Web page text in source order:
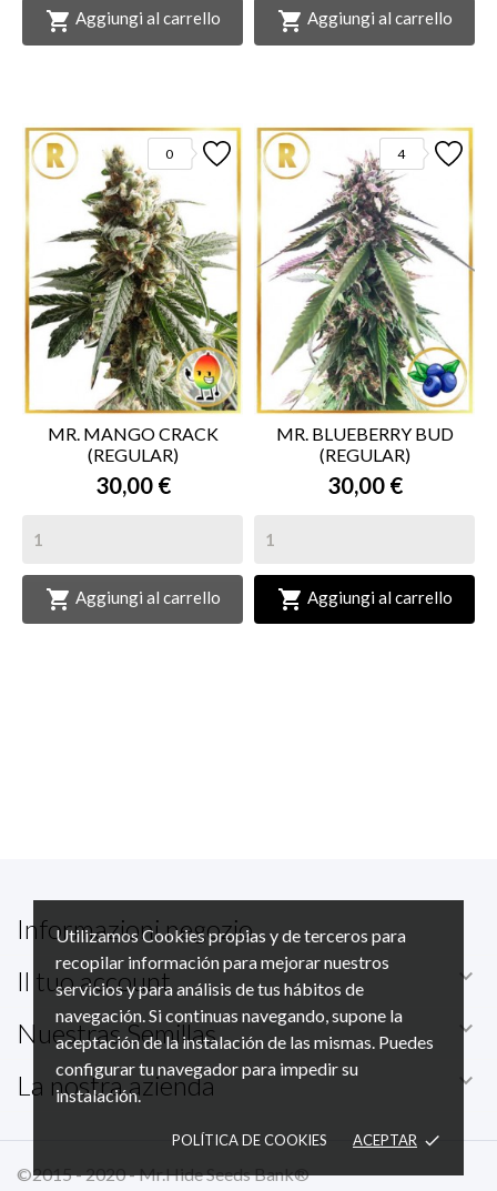
Utilizamos Cookies propias y de terceros para
recopilar información para mejorar nuestros
servicios y para análisis de tus hábitos de
navegación. Si continuas navegando, supone la
aceptación de la instalación de las mismas. Puedes
configurar tu navegador para impedir su
instalación.
POLÍTICA DE COOKIES ACEPTAR done
 Aggiungi al carrello  Aggiungi al carrello
0
MR. MANGO CRACK
(REGULAR)
30,00 €
 Aggiungi al carrello
4
MR. BLUEBERRY BUD
(REGULAR)
30,00 €
 Aggiungi al carrello
Informazioni negozio
Il tuo account

Nuestras Semillas 
La nostra azienda 
©2015 - 2020 - Mr.Hide Seeds Bank®